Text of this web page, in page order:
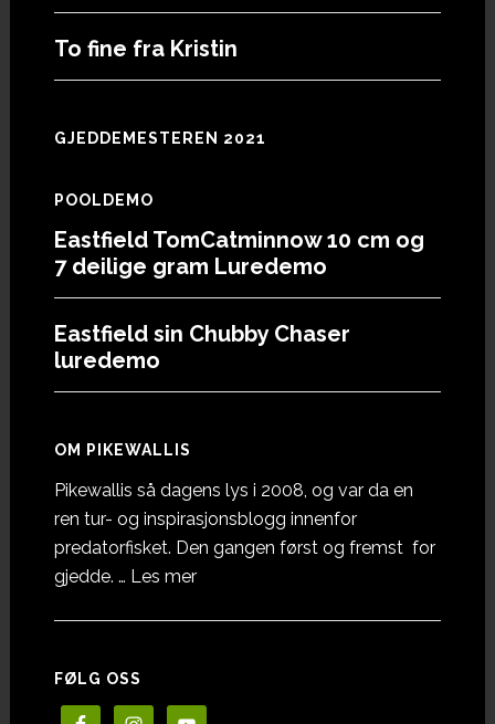
To fine fra Kristin
GJEDDEMESTEREN 2021
POOLDEMO
Eastfield TomCatminnow 10 cm og
7 deilige gram Luredemo
Eastfield sin Chubby Chaser
luredemo
OM PIKEWALLIS
Pikewallis så dagens lys i 2008, og var da en
ren tur- og inspirasjonsblogg innenfor
predatorfisket. Den gangen først og fremst for
gjedde. … Les meromOm
FØLG OSS